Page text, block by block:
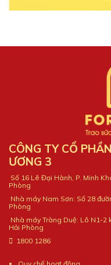
CÔNG TY CỔ
ƯƠNG 3
Số 16 Lê Đại Hành, P. Minh
Phòng
Nhà máy Nam Sơn: Số 28
Phòng
Nhà máy Tràng Duệ: Lô N1-2
Hải Phòng
1800 1286